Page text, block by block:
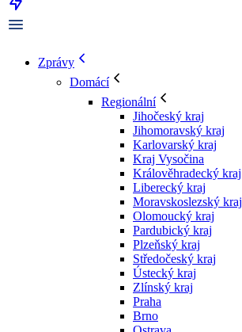
Zprávy
Domácí
Regionální
Jihočeský kraj
Jihomoravský kraj
Karlovarský kraj
Kraj Vysočina
Králověhradecký kraj
Liberecký kraj
Moravskoslezský kraj
Olomoucký kraj
Pardubický kraj
Plzeňský kraj
Středočeský kraj
Ústecký kraj
Zlínský kraj
Praha
Brno